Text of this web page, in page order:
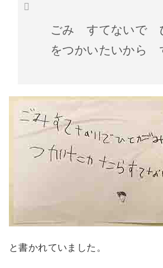
ごみ すてないで
をつかいたいから
と書かれていました。